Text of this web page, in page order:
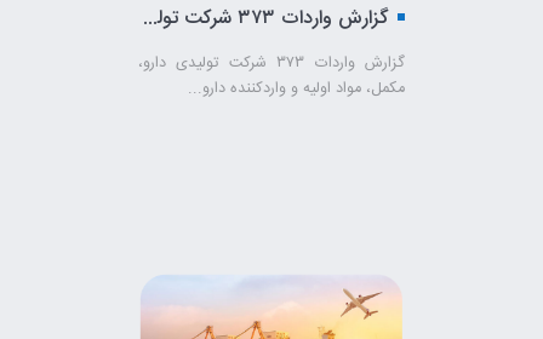
گزارش واردات ۳۷۳ شرکت تولیدی دارو، مکمل، مواد اولیه و واردکننده دارو
گزارش واردات ۳۷۳ شرکت تولیدی دارو،
مکمل، مواد اولیه و واردکننده دارو...